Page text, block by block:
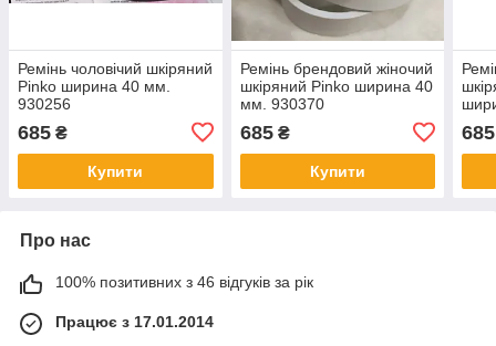
Ремінь чоловічий шкіряний
Pinko ширина 40 мм.
930256
685 ₴
Купити
Ремінь брендовий жіночий
шкіряний Pinko ширина 40
мм. 930370
685₴
Купити
685
Про нас
100% позитивних з 46 відгуків за рік
Працює з 17.01.2014